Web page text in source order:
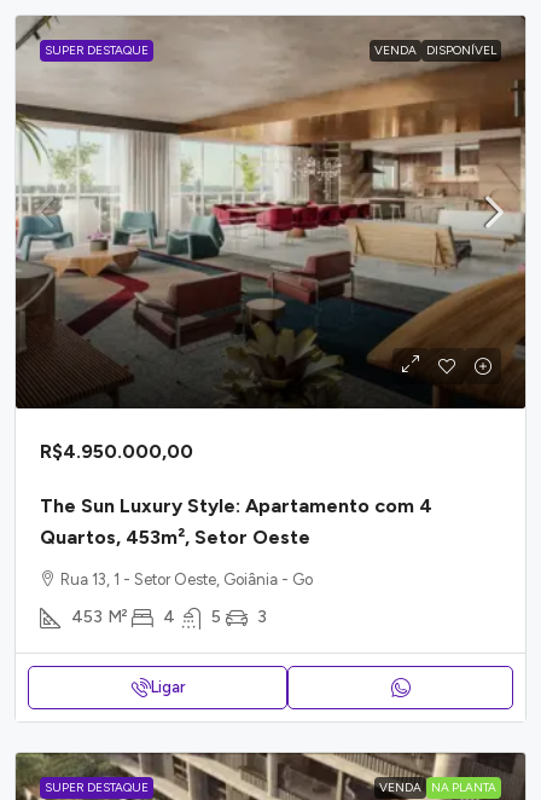
SUPER DESTAQUE VENDA DISPONÍVEL
R$4.950.000,00
The Sun Luxury Style: Apartamento com 4
Quartos, 453m², Setor Oeste
Rua 13, 1 - Setor Oeste, Goiânia - Go
453 M² 4 5 3
Ligar
SUPER DESTAQUE VENDA NA PLANTA